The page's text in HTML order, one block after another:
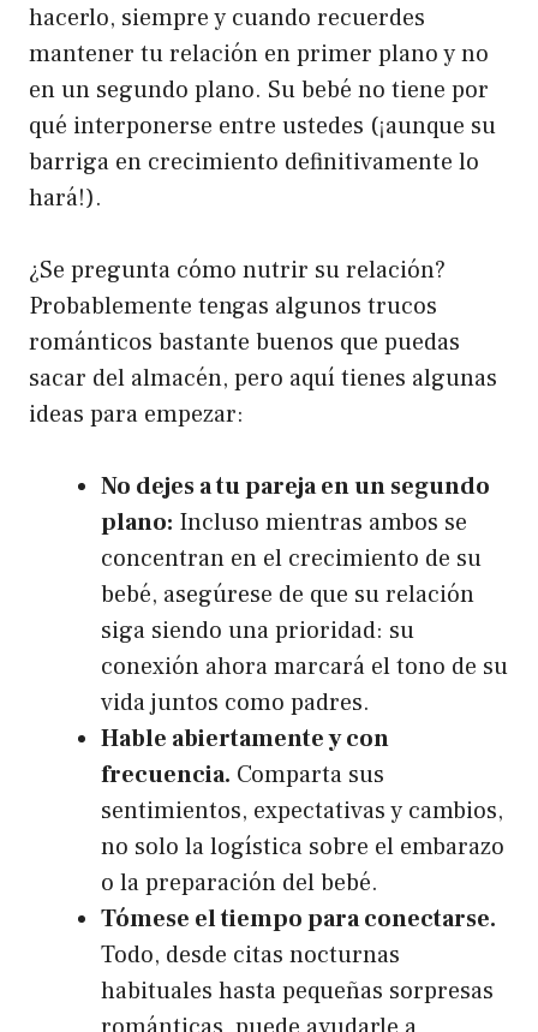
hacerlo, siempre y cuando recuerdes
mantener tu relación en primer plano y no
en un segundo plano. Su bebé no tiene por
qué interponerse entre ustedes (¡aunque su
barriga en crecimiento definitivamente lo
hará!).
¿Se pregunta cómo nutrir su relación?
Probablemente tengas algunos trucos
románticos bastante buenos que puedas
sacar del almacén, pero aquí tienes algunas
ideas para empezar:
No dejes a tu pareja en un segundo
plano: Incluso mientras ambos se
concentran en el crecimiento de su
bebé, asegúrese de que su relación
siga siendo una prioridad: su
conexión ahora marcará el tono de su
vida juntos como padres.
Hable abiertamente y con
frecuencia. Comparta sus
sentimientos, expectativas y cambios,
no solo la logística sobre el embarazo
o la preparación del bebé.
Tómese el tiempo para conectarse.
Todo, desde citas nocturnas
habituales hasta pequeñas sorpresas